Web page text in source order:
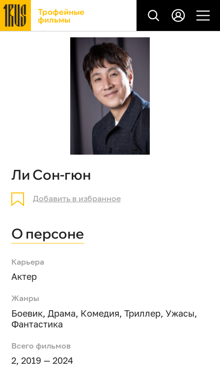
Трофейные
фильмы
Ли Сон-гюн
Добавить в избранное
О персоне
Карьера
Актер
Жанры
Боевик, Драма, Комедия, Триллер, Ужасы,
Фантастика
Всего фильмов
2, 2019 — 2024